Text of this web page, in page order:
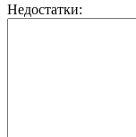
Недостатки: